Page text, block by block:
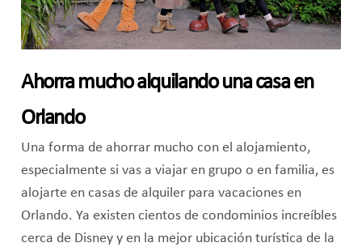
Ahorra mucho alquilando una casa en
Orlando
Una forma de ahorrar mucho con el alojamiento,
especialmente si vas a viajar en grupo o en familia, es
alojarte en casas de alquiler para vacaciones en
Orlando. Ya existen cientos de condominios increíbles
cerca de Disney y en la mejor ubicación turística de la